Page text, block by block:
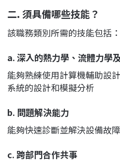
二. 須具備哪些技能？
該職務類別所需的技能包括：
a.深入的熱力學、流體力學
能夠熟練使用計算機輔助設
系統的設計和模擬分析
b. 問題解決能力
能夠快速診斷並解決設備故障
c. 跨部門合作共事